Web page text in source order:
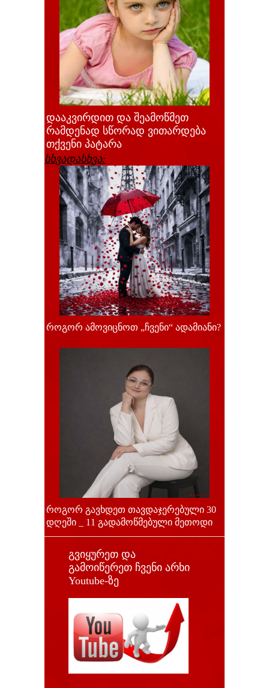
დააკვირდით და შეამოწმეთ
რამდენად სწორად ვითარდება
თქვენი პატარა
სხვადასხვა:
როგორ ამოვიცნოთ „ჩვენი“ ადამიანი?
როგორ გავხდეთ თავდაჯერებული 30
დღეში _ 11 გადამოწმებული მეთოდი
გვიყურეთ და
გამოიწერეთ ჩვენი არხი
Youtube-ზე